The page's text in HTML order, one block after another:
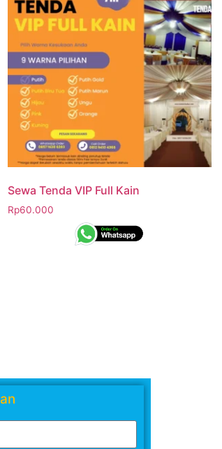
Sewa Tenda VIP Full Kain
Rp60.000